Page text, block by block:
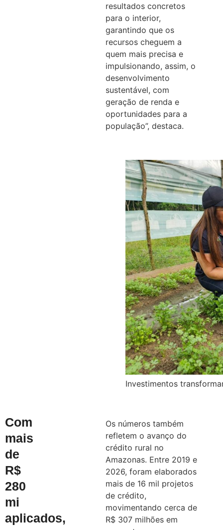
Com
mais
de
R$
280
mi
aplicados,
resultados concretos
para o interior,
garantindo que os
recursos cheguem a
quem mais precisa e
impulsionando, assim, o
desenvolvimento
sustentável, com
geração de renda e
oportunidades para a
população”, destaca.
Investimentos
Os números também
refletem o avanço do
crédito rural no
Amazonas. Entre 2019 e
2026, foram elaborados
mais de 16 mil projetos
de crédito,
movimentando cerca de
R$ 307 milhões em